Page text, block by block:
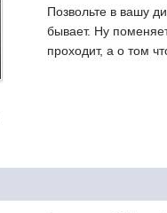
Позвольте в вашу
бывает. Ну
проходит, а о том